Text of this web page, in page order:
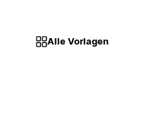
Alle Vorlagen